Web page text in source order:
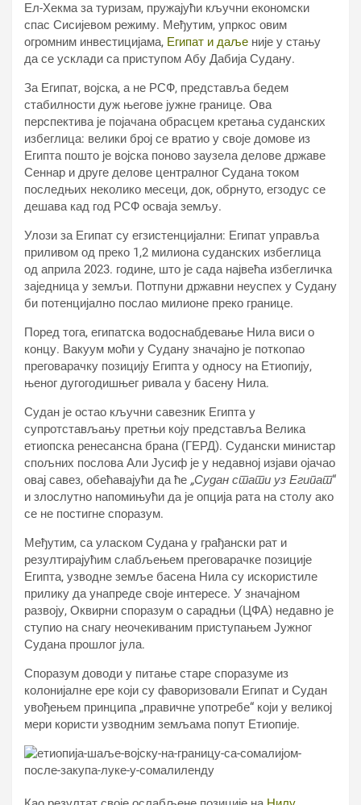
Ел-Хекма за туризам, пружајући кључни економски
спас Сисијевом режиму. Међутим, упркос овим
огромним инвестицијама, Египат и даље није у стању
да се усклади са приступом Абу Дабија Судану.
За Египат, војска, а не РСФ, представља бедем
стабилности дуж његове јужне границе. Ова
перспектива је појачана обрасцем кретања суданских
избеглица: велики број се вратио у своје домове из
Египта пошто је војска поново заузела делове државе
Сеннар и друге делове централног Судана током
последњих неколико месеци, док, обрнуто, егзодус се
дешава кад год РСФ осваја земљу.
Улози за Египат су егзистенцијални: Египат управља
приливом од преко 1,2 милиона суданских избеглица
од априла 2023. године, што је сада највећа избегличка
заједница у земљи. Потпуни државни неуспех у Судану
би потенцијално послао милионе преко границе.
Поред тога, египатска водоснабдевање Нила виси о
концу. Вакуум моћи у Судану значајно је поткопао
преговарачку позицију Египта у односу на Етиопију,
њеног дугогодишњег ривала у басену Нила.
Судан је остао кључни савезник Египта у
супротстављању претњи коју представља Велика
етиопска ренесансна брана (ГЕРД). Судански министар
спољних послова Али Јусиф је у недавној изјави ојачао
овај савез, обећавајући да ће „Судан стати уз Египат“
и злослутно напомињући да је опција рата на столу ако
се не постигне споразум.
Међутим, са уласком Судана у грађански рат и
резултирајућим слабљењем преговарачке позиције
Египта, узводне земље басена Нила су искористиле
прилику да унапреде своје интересе. У значајном
развоју, Оквирни споразум о сарадњи (ЦФА) недавно је
ступио на снагу неочекиваним приступањем Јужног
Судана прошлог јула.
Споразум доводи у питање старе споразуме из
колонијалне ере који су фаворизовали Египат и Судан
увођењем принципа „правичне употребе“ који у великој
мери користи узводним земљама попут Етиопије.